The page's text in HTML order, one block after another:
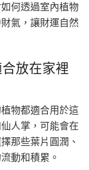
何透過室內植物
氣，讓財運自然
放在家裡
物都適合用於這
人掌，可能會在
那些葉片圓潤、
動和積累。